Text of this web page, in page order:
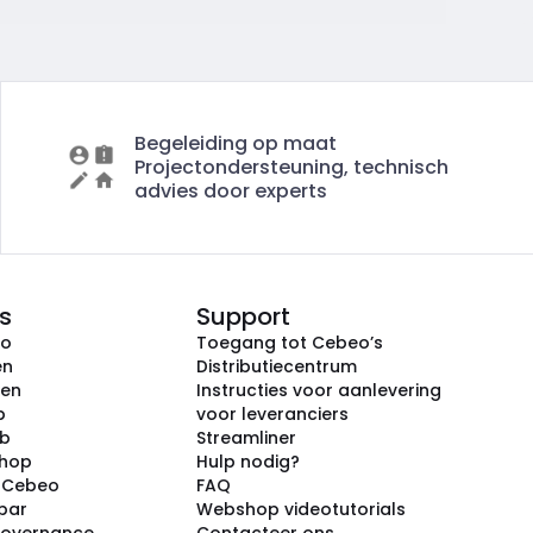
Begeleiding op maat
Projectondersteuning, technisch
advies door experts
Support
Toegang tot Cebeo’s
Distributiecentrum
Instructies voor aanlevering
voor leveranciers
Streamliner
Hulp nodig?
FAQ
Webshop videotutorials